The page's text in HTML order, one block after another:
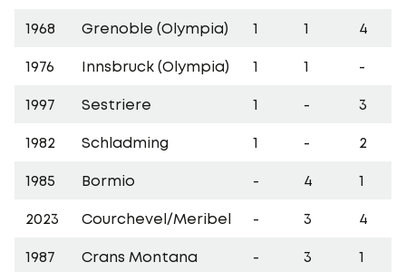
1968 Grenoble (Olympia) 1 1 4
1976 Innsbruck (Olympia) 1 1 -
1997 Sestriere 1 - 3
1982 Schladming 1 - 2
1985 Bormio - 4 1
2023 Courchevel/Meribel - 3 4
1987 Crans Montana - 3 1